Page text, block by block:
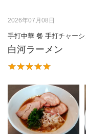
2026年07月08日
手打中華 餐 手打チャーシ
白河ラーメン